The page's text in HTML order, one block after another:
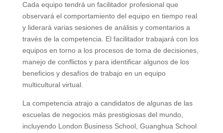
Cada equipo tendrá un facilitador profesional que
observará el comportamiento del equipo en tiempo real
y liderará varias sesiones de análisis y comentarios a
través de la competencia. El facilitador trabajará con los
equipos en torno a los procesos de toma de decisiones,
manejo de conflictos y para identificar algunos de los
beneficios y desafíos de trabajo en un equipo
multicultural virtual.
La competencia atrajo a candidatos de algunas de las
escuelas de negocios más prestigiosas del mundo,
incluyendo London Business School, Guanghua School